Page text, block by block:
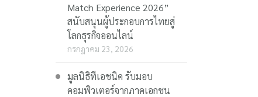
Match Experience 2026”
สนับสนุนผู้ประกอบการไทยสู่
โลกธุรกิจออนไลน์
กรกฎาคม 23, 2026
มูลนิธิทีเอชนิค รับมอบ
คอมพิวเตอร์จากภาคเอกชน